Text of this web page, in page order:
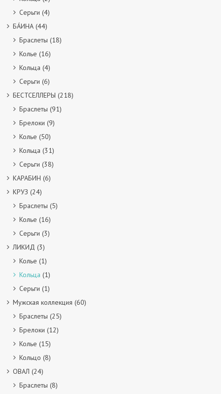
Серьги (4)
БÁИНА (44)
Браслеты (18)
Колье (16)
Кольца (4)
Серьги (6)
БЕСТСЕЛЛЕРЫ (218)
Браслеты (91)
Брелоки (9)
Колье (50)
Кольца (31)
Серьги (38)
КАРАБИН (6)
КРУЗ (24)
Браслеты (5)
Колье (16)
Серьги (3)
ЛИКИД (3)
Колье (1)
Кольца (1)
Серьги (1)
Мужская коллекция (60)
Браслеты (25)
Брелоки (12)
Колье (15)
Кольцо (8)
ОВАЛ (24)
Браслеты (8)